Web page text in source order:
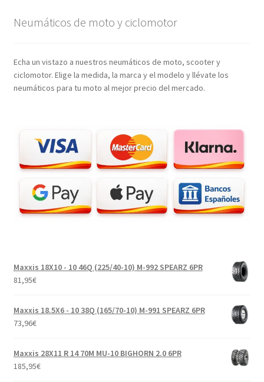
Neumáticos de moto y ciclomotor
Echa un vistazo a nuestros neumáticos de moto, scooter y
ciclomotor. Elige la medida, la marca y el modelo y llévate los
neumáticos para tu moto al mejor precio del mercado.
Maxxis 18X10 - 10 46Q (225/40-10) M-992 SPEARZ 6PR
81,95€
Maxxis 18.5X6 - 10 38Q (165/70-10) M-991 SPEARZ 6PR
73,96€
Maxxis 28X11 R 14 70M MU-10 BIGHORN 2.0 6PR
185,95€